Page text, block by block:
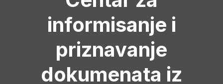
informisanje i
priznavanje
dokumenata iz